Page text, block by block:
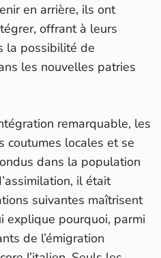
en arrière, ils ont
offrant à leurs
la possibilité de
les nouvelles patries
remarquable, les
coutumes locales et se
dans la population
il était
suivantes maîtrisent
explique pourquoi, parmi
de l’émigration